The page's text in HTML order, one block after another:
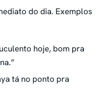
do dia. Exemplos
hoje, bom pra
tá no ponto pra